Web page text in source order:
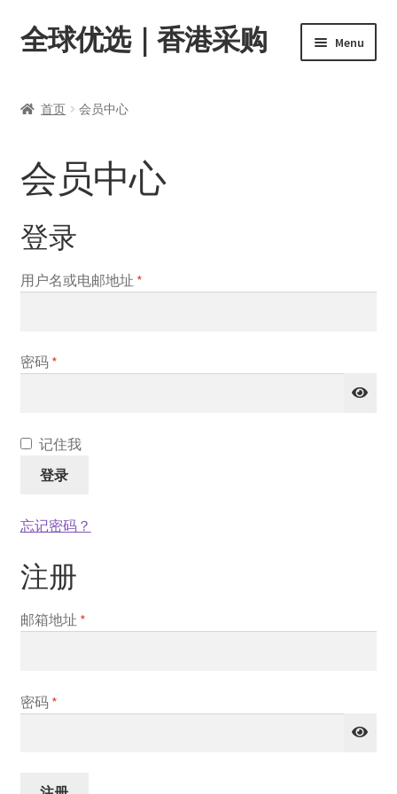
Skip
to
Skip
to
全球优选｜香港采购 Menu
店内资讯
转账窗口
会员中心
child
首页 会员中心
会员中心
登录
用户名或电邮地址 *必
密码 *必
记住我
登录
忘记密码？
注册
邮箱地址 *必
密码 *必